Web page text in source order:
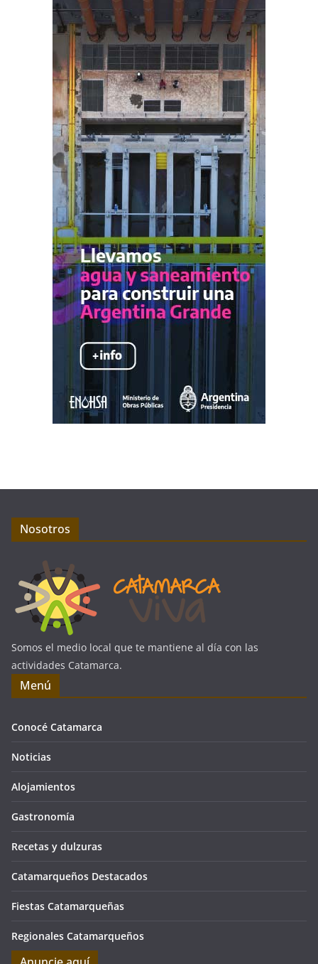
Nosotros
Somos el medio local que te mantiene al día con las
actividades Catamarca.
Menú
Conocé Catamarca
Noticias
Alojamientos
Gastronomía
Recetas y dulzuras
Catamarqueños Destacados
Fiestas Catamarqueñas
Regionales Catamarqueños